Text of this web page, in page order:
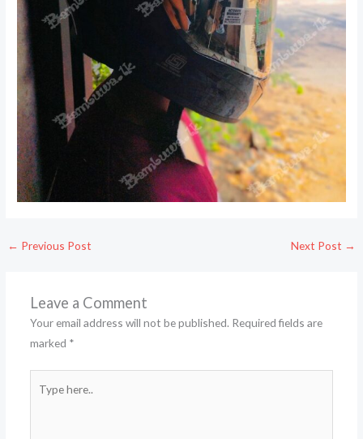
← Previous Post Next Post →
Leave a Comment
Your email address will not be published. Required fields are
marked *
here..